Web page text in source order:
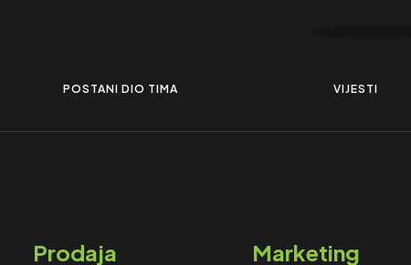
POSTANI DIO TIMA VIJESTI
Prodaja Marketing